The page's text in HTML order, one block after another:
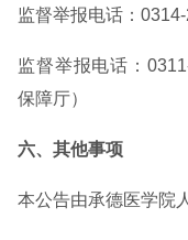
监督举报电话：
监督举报电话：
保障厅）
六、其他事项
本公告由承德医学院